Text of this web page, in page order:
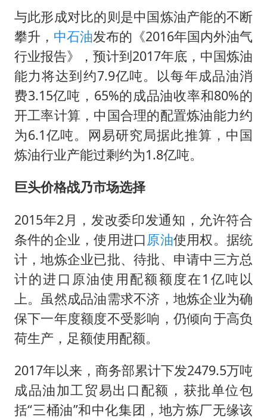
与此形成对比的则是中国炼油产能的不断
攀升， 中石油发布的《2016年国内外油气
行业报告》，预计到2017年底，中国炼油
能力将达到约7.9亿吨。以每年成品油消
费3.15亿吨，65%的成品油收率和80%的
开工率计算，中国合理的配置炼油能力约
为6.1亿吨。网易研究局据此推算，中国
炼油行业产能过剩约为1.8亿吨。
巨头价格战乃市场选择
2015年2月，发改委印发通知，允许符合
条件的企业，使用进口原油使用权。据统
计，地炼企业已批、待批、申请中三方总
计的进口原油使用配额额度在1亿吨以
上。虽然成品油需求不济，地炼企业为确
保下一年度额度不受影响，仍倾向于高负
荷生产，足额使用配额。
2017年以来，商务部累计下发2479.5万吨
成品油加工贸易出口配额，获批单位包
括“三桶油”和中化集团，地方炼厂无缘该